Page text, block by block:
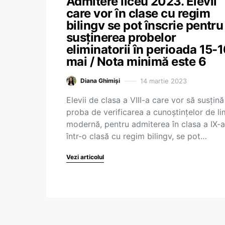
care vor în clase cu regim
bilingv se pot înscrie pentru
susținerea probelor
eliminatorii în perioada 15-
mai / Nota minimă este 6
Diana Ghimiși 14 martie 2023
Elevii de clasa a VIII-a care vor să susțină
proba de verificarea a cunoștințelor de
modernă, pentru admiterea în clasa a IX-
într-o clasă cu regim bilingv, se pot…
Vezi articolul